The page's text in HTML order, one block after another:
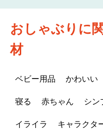
おしゃぶりに
材
ベビー用品 かわいい
寝る 赤ちゃん シン
イライラ キャラクタ